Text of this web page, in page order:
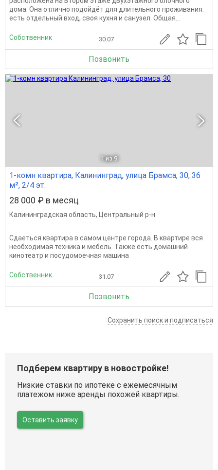
дома. Она отлично подойдёт для длительного проживания:
есть отдельный вход, своя кухня и санузел. Общая...
Собственник 30.07
Позвонить
1 из 9
1-комн квартира, Калининград, улица Брамса, 30, 36
м², 2/4 эт.
28 000 ₽ в месяц
Калининградская область, Центральный р-н
Сдаеться квартира в самом центре города..В квартире вся
необходимая техника и мебель. Также есть домашний
кинотеатр и посудомоечная машина
Собственник 31.07
Позвонить
Сохранить поиск и подписаться
Подберем квартиру в новостройке!
Низкие ставки по ипотеке с ежемесячным
платежом ниже аренды похожей квартиры.
Оставить заявку